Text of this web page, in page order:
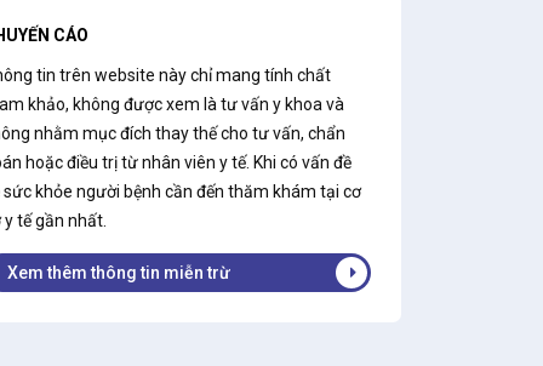
CÁO
tin trên website này chỉ mang tính chất
khảo, không được xem là tư vấn y khoa và
nhằm mục đích thay thế cho tư vấn, chẩn
hoặc điều trị từ nhân viên y tế. Khi có vấn đề
sức khỏe người bệnh cần đến thăm khám tại cơ
y tế gần nhất.
Xem thêm thông tin miễn trừ